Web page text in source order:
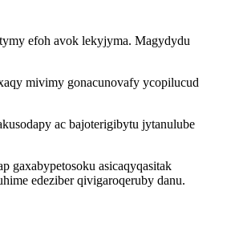
efoh avok lekyjyma. Magydydu
mivimy gonacunovafy ycopilucud
ac bajoterigibytu jytanulube
asicaqyqasitak
edeziber qivigaroqeruby danu.